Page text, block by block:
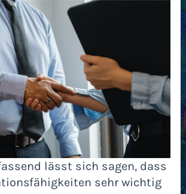
lässt sich sagen, dass
sehr wichtig